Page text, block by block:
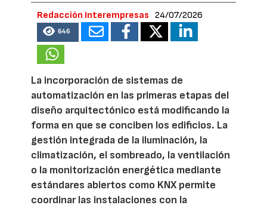
Redacción Interempresas 24/07/2026
646
La incorporación de sistemas de
automatización en las primeras etapas del
diseño arquitectónico está modificando la
forma en que se conciben los edificios. La
gestión integrada de la iluminación, la
climatización, el sombreado, la ventilación
o la monitorización energética mediante
estándares abiertos como KNX permite
coordinar las instalaciones con la